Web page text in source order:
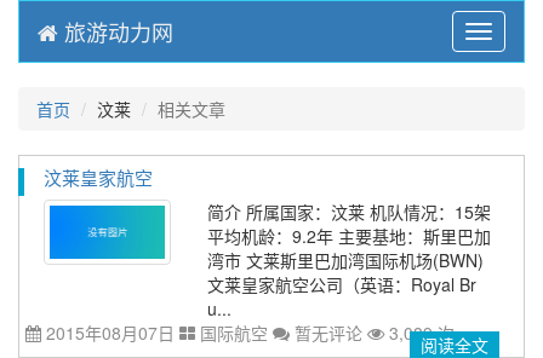
Menu
旅游动力网
首页 汶莱 相关文章
汶莱皇家航空
简介 所属国家：汶莱 机队情况：15架
平均机龄：9.2年 主要基地：斯里巴加
湾市 文莱斯里巴加湾国际机场(BWN)
文莱皇家航空公司（英语：Royal Br
u...
2015年08月07日
国际航空 暂无评论 3,089 次阅读全文